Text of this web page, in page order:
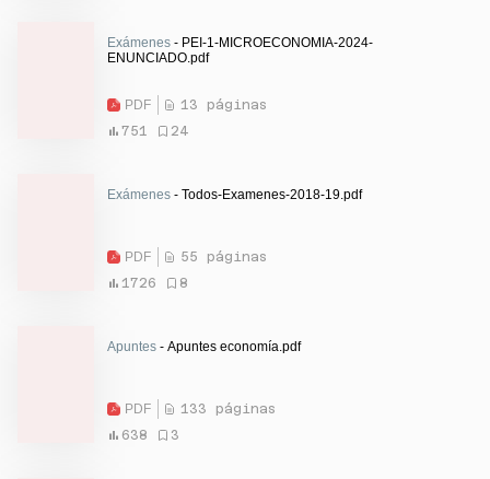
Exámenes - PEI-1-MICROECONOMIA-2024-
ENUNCIADO.pdf
PDF
13 páginas
751
24
Exámenes - Todos-Examenes-2018-19.pdf
PDF
55 páginas
1726
8
Apuntes - Apuntes economía.pdf
PDF
133 páginas
638
3